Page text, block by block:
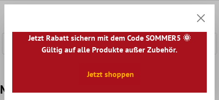
Mosaikfliesen Glas Naturstein Maya Blue
Jetzt Rabatt sichern mit dem Code SOMMER5 🌞
Gültig auf alle Produkte außer Zubehör.
Jetzt shoppen